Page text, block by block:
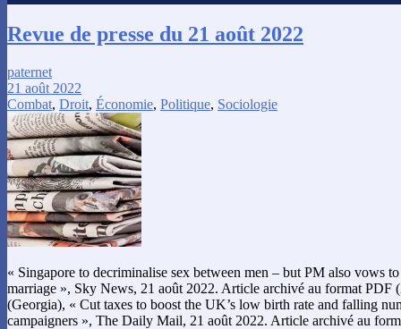
Revue de presse du 21 août 2022
paternet
21 août 2022
Combat, Droit, Économie, Politique, Sociologie
« Singapore to decriminalise sex between men – but PM also vows
marriage », Sky News, 21 août 2022. Article archivé au format PDF
(Georgia), « Cut taxes to boost the UK’s low birth rate and falling
campaigners », The Daily Mail, 21 août 2022. Article archivé au